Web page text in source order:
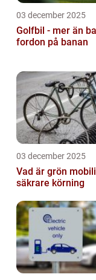
03 december 2025
Golfbil - mer än
fordon på banan
03 december 2025
Vad är grön
säkrare körning